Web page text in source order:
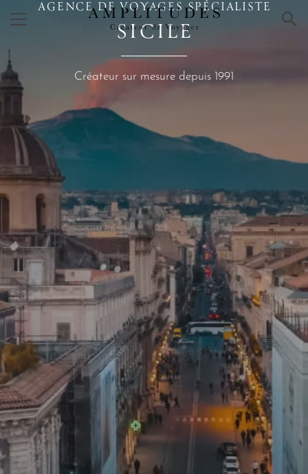
× AGENCE DE VOYAGES SPÉCIALISTE
SICILE
Créateur sur mesure depuis 1991